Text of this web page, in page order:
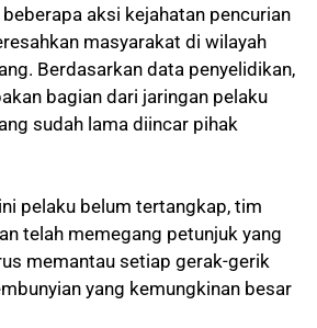
aksi kejahatan pencurian
masyarakat di wilayah
Berdasarkan data penyelidikan,
bagian dari jaringan pelaku
sudah lama diincar pihak
pelaku belum tertangkap, tim
telah memegang petunjuk yang
memantau setiap gerak-gerik
yang kemungkinan besar